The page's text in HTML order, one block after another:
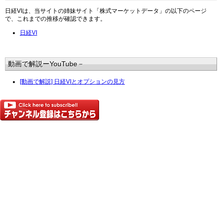
日経VIは、当サイトの姉妹サイト「株式マーケットデータ」の以下のページ
で、これまでの推移が確認できます。
日経VI
動画で解説ーYouTube－
[動画で解説] 日経VIとオプションの見方